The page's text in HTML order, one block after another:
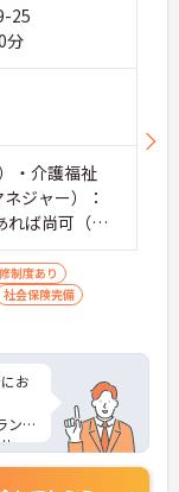
25
分
・介護福祉
ジャー）：
ば尚可（サ
経験）
制度あり
社会保険完備
お
ンス
フ